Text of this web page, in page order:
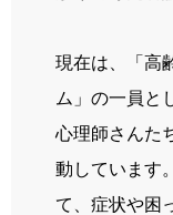
現在は、「高
ム」の一員と
心理師さんた
動しています
て、症状や困